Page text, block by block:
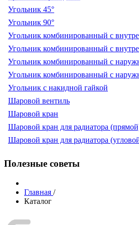
Угольник 45°
Угольник 90°
Угольник комбинированный с
Угольник комбинированный с
Угольник комбинированный с
Угольник комбинированный с
Угольник с накидной гайкой
Шаровой вентиль
Шаровой кран
Шаровой кран для радиатора
Шаровой кран для радиатора
Полезные советы
Главная /
Каталог